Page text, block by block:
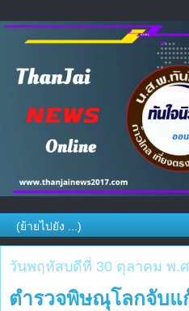
วันพฤหัสบดีที่ 30 ตุลาคม พ.ศ
ตำรวจพิษณุโลกจับแ